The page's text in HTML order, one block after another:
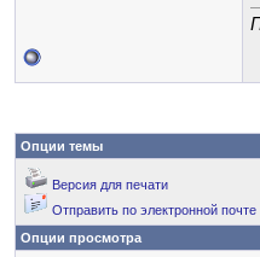
Опции темы
Версия для печати
Отправить по электронной почте
Опции просмотра